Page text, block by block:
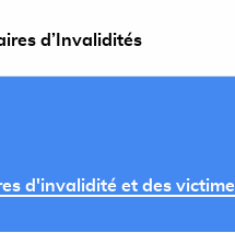
d’Invalidités
d'invalidité et des